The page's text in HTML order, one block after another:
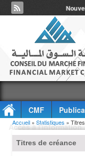
CMF
Accès à l'information
Vous êtes ici
Accueil » Statistiques »
Titres de créance